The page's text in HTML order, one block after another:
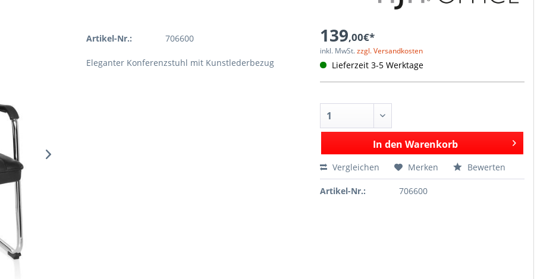
Artikel-Nr.: 706600
Eleganter Konferenzstuhl mit Kunstlederbezug
139,00€*
inkl. MwSt.zzgl. Versandkosten
Lieferzeit 3-5 Werktage
In den Warenkorb
Vergleichen Merken Bewerten
Artikel-Nr.: 706600